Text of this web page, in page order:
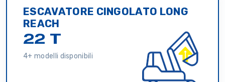
ESCAVATORE CINGOLATO LONG
REACH
22 T
4+ modelli disponibili